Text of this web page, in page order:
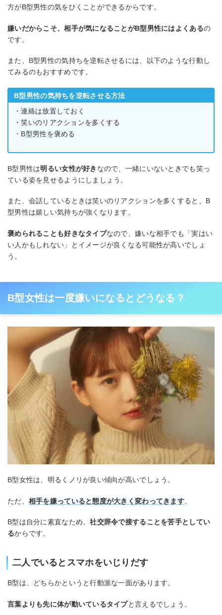
方がB型男性の気をひくことができるからです。
嫌いだからこそ、相手が気になることがB型男性にはよくあるの
です。
また、B型男性の気持ちを逆転させるには、以下のような行動し
てみるのもおすすめです。
B型男性の気持ちを逆転させる方法
・連絡は放置しておく
・笑いのリアクションを多くする
・B型男性を褒める
B型男性は明るい女性が好き なので、一緒にいないときでも笑っ
ている姿を見せるようにしましょう。
また、会話しているときは笑いのリアクションを多くすると、B
型男性は嬉しい気持ちが強くなります。
褒められることも好きなタイプなので、嫌いな相手でも「実はい
い人かもしれない」とイメージが良くなる可能性が高いでしょ
う。
B型女性は一度嫌いになるとどうなる？
B型女性は、明るくノリが良い傾向が高いでしょう。
ただ、 相手を嫌っていると態度が大きく変わってきます。
B型は自分に素直なため、社交辞令で接することを苦手としてい
るからです。
二人でいるとスマホをいじりだす
B型は、どちらかというと行動派な一面があります。
言葉よりも先に体が動いているタイプと言えるでしょう。